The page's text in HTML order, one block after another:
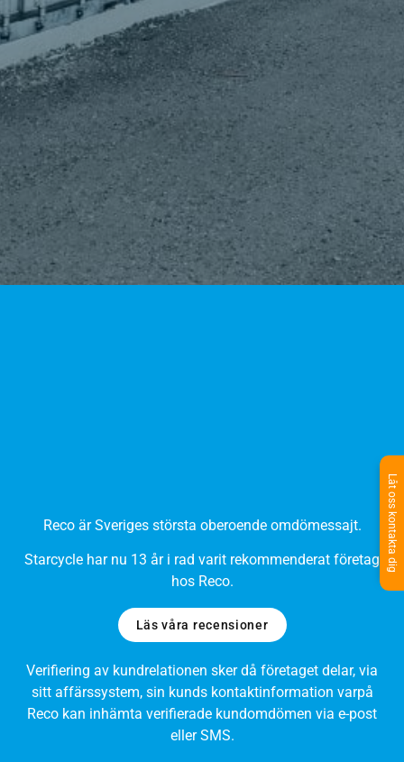
Reco är Sveriges största oberoende omdömessajt.
Starcycle har nu 13 år i rad varit rekommenderat företag
hos Reco.
Läs våra recensioner
Verifiering av kundrelationen sker då företaget delar, via
sitt affärssystem, sin kunds kontaktinformation varpå
Reco kan inhämta verifierade kundomdömen via e-post
eller SMS.
Låt oss kontakta dig